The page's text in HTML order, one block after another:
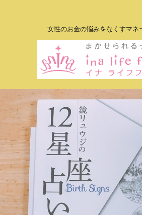
女性のお金の悩みをなくすマネ